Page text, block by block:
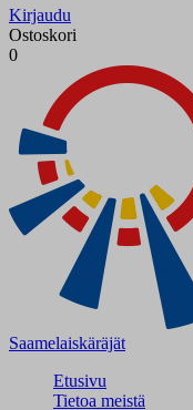
Kirjaudu
Ostoskori
0
Saamelaiskäräjät
Etusivu
Tietoa meistä